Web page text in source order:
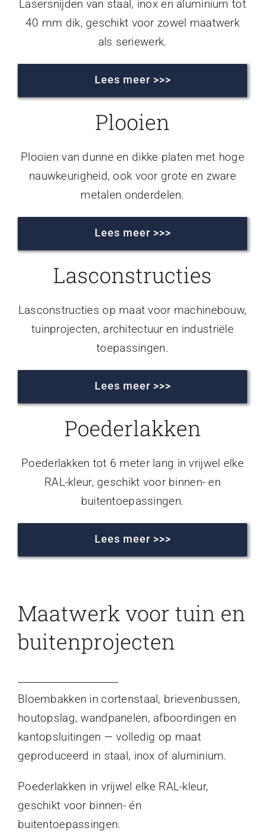
Lasersnijden van staal, inox en aluminium tot
40 mm dik, geschikt voor zowel maatwerk
als seriewerk.
Lees meer >>>
Plooien
Plooien van dunne en dikke platen met hoge
nauwkeurigheid, ook voor grote en zware
metalen onderdelen.
Lees meer >>>
Lasconstructies
Lasconstructies op maat voor machinebouw,
tuinprojecten, architectuur en industriële
toepassingen.
Lees meer >>>
Poederlakken
Poederlakken tot 6 meter lang in vrijwel elke
RAL-kleur, geschikt voor binnen- en
buitentoepassingen.
Lees meer >>>
Maatwerk voor tuin en
buitenprojecten
Bloembakken in cortenstaal, brievenbussen,
houtopslag, wandpanelen, afboordingen en
kantopsluitingen — volledig op maat
geproduceerd in staal, inox of aluminium.
Poederlakken in vrijwel elke RAL-kleur,
geschikt voor binnen- én
buitentoepassingen.